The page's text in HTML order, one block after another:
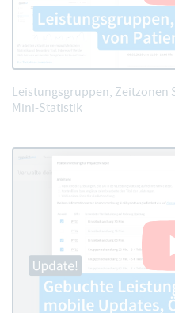
Leistungsgruppen, Zeitzonen
Mini-Statistik